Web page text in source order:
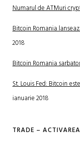
Numarul de ATMuri
Bitcoin Romania
2018
Bitcoin Romania
St. Louis Fed: Bitcoin
ianuarie 2018
TRADE –